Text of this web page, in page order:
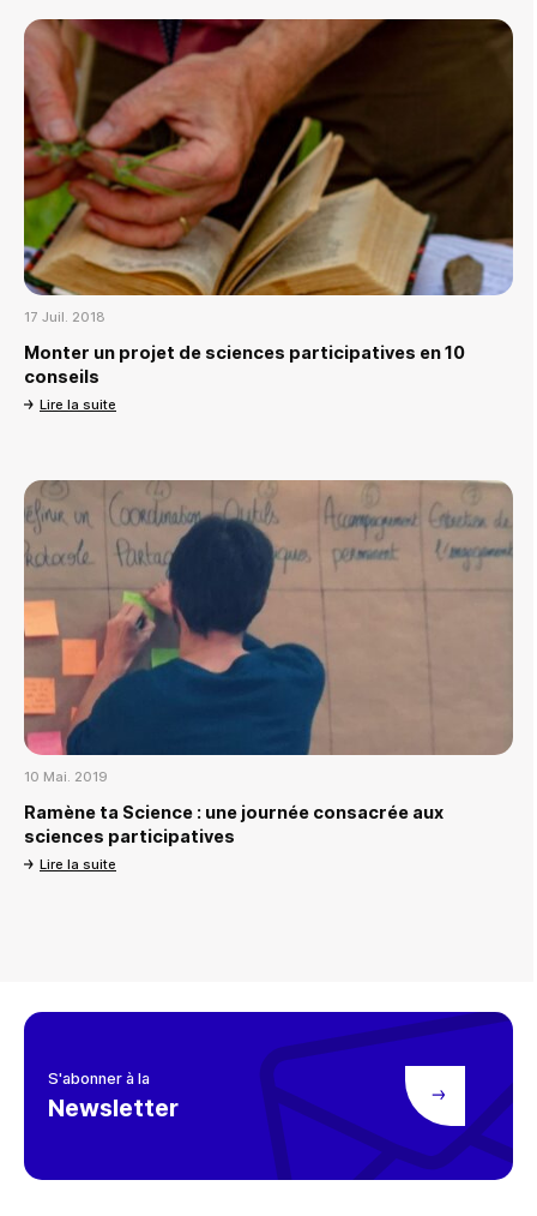
17 Juil. 2018
Monter un projet de sciences participatives en 10
conseils
Lire la suite
10 Mai. 2019
Ramène ta Science : une journée consacrée aux
sciences participatives
Lire la suite
S'abonner à la
Newsletter